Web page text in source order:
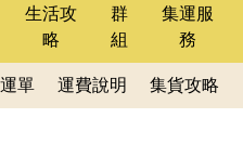
生活攻
略
群
組
集運服
務
單 運費說明 集貨攻略